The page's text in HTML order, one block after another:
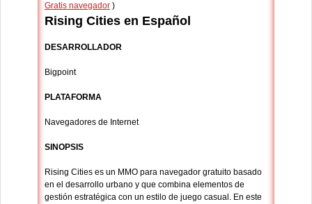
Gratis navegador )
Rising Cities en Español
DESARROLLADOR
Bigpoint
PLATAFORMA
Navegadores de Internet
SINOPSIS
Rising Cities es un MMO para navegador gratuito basado
en el desarrollo urbano y que combina elementos de
gestión estratégica con un estilo de juego casual. En este